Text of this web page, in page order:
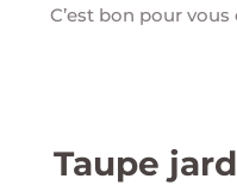
C’est bon pour
Taupe